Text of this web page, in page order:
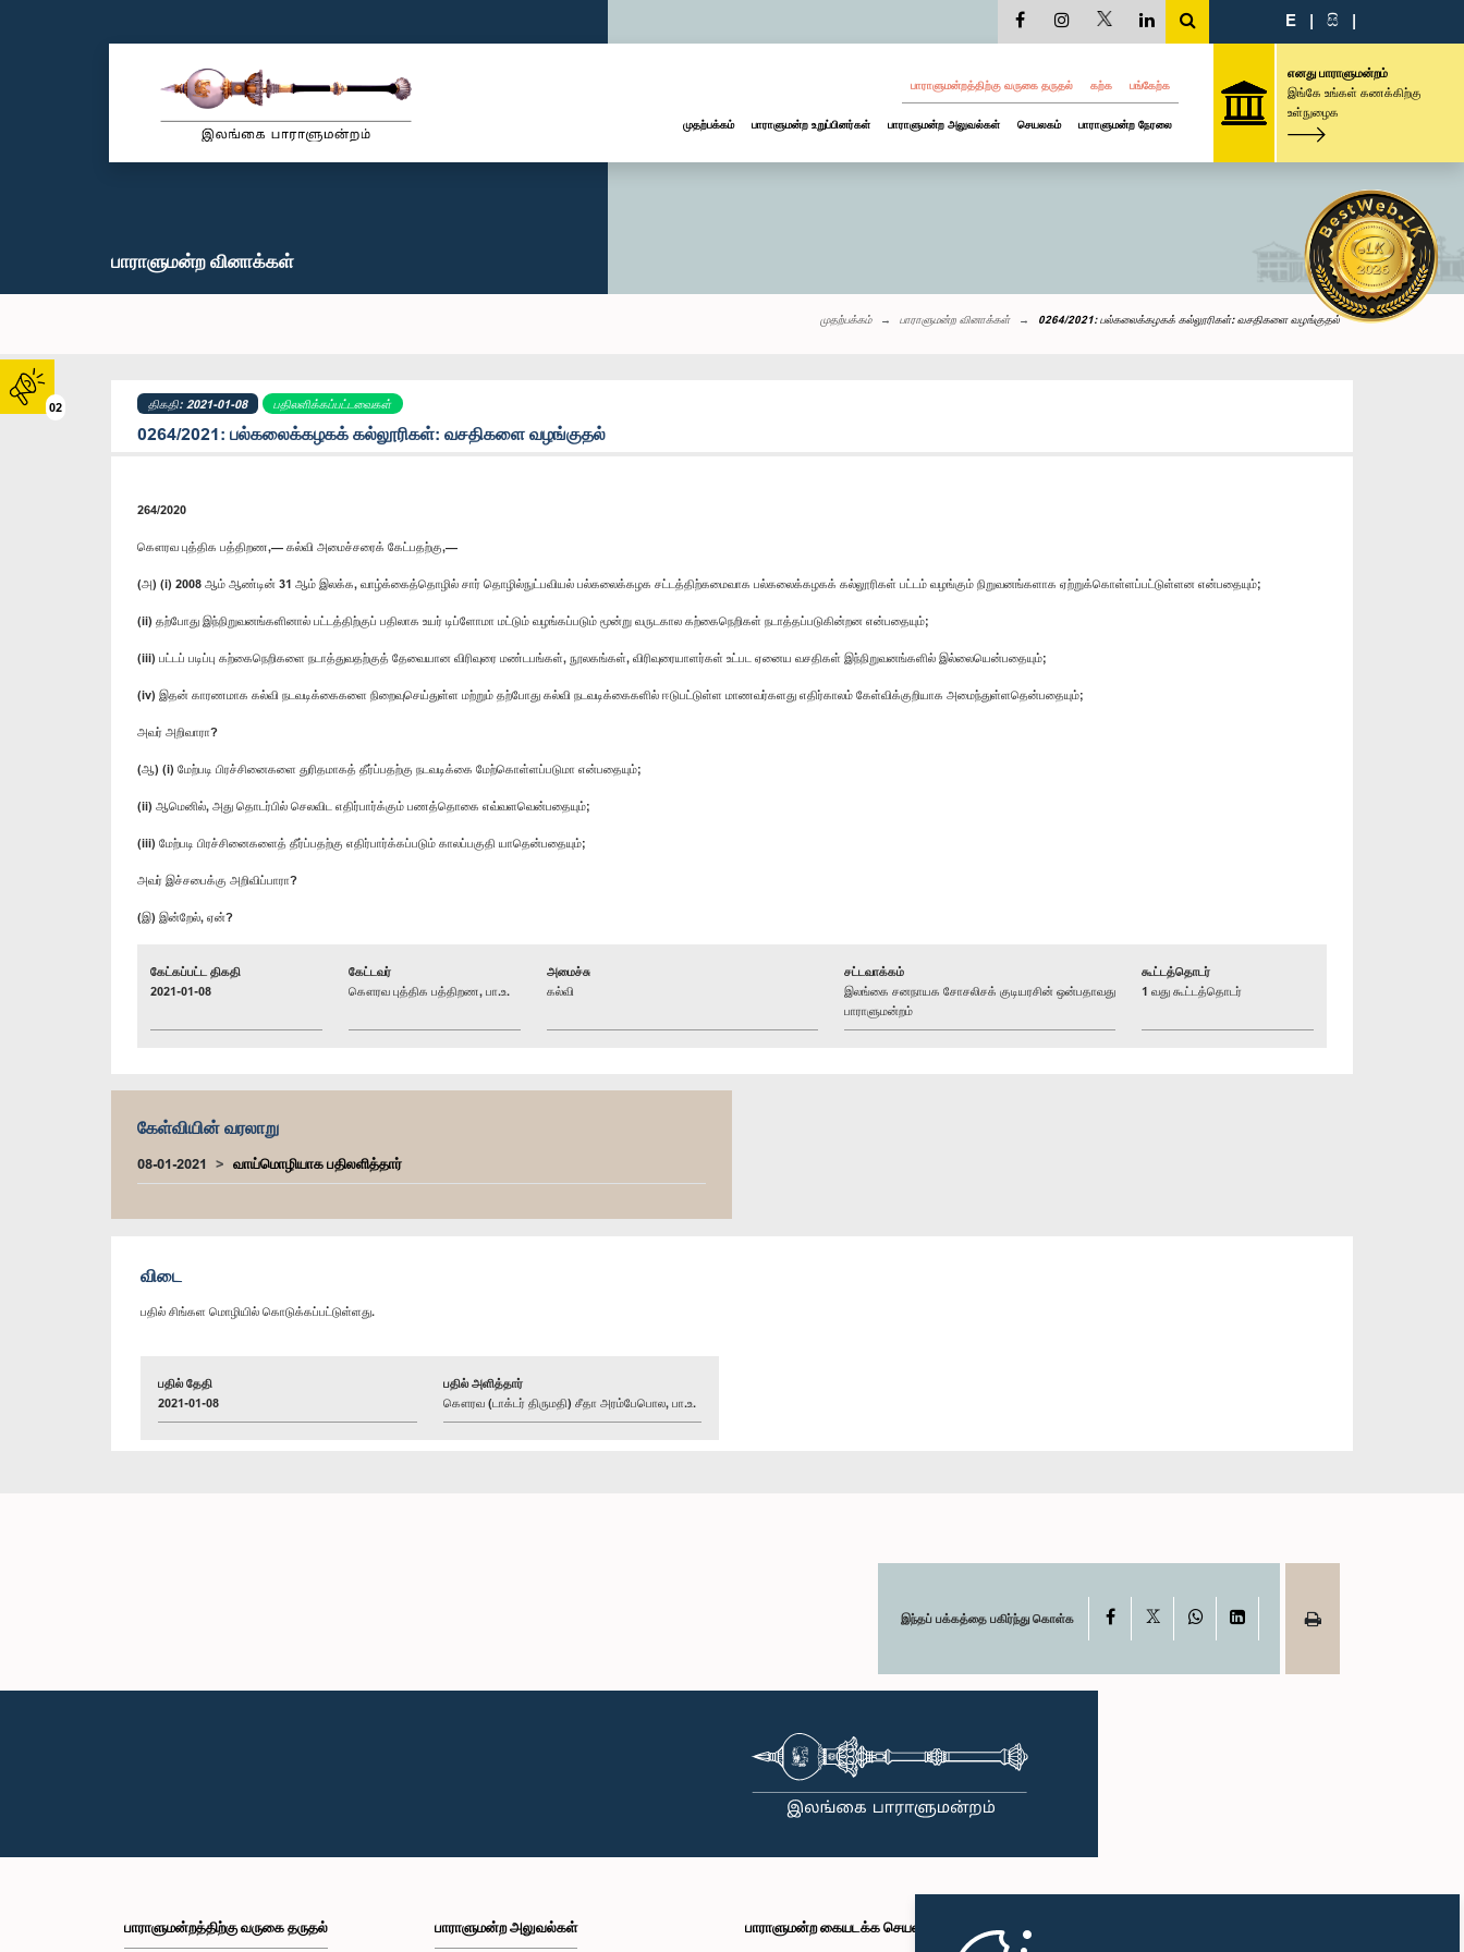
02
E | සි |
பாராளுமன்றத்திற்கு வருகை தருதல் கற்க பங்கேற்க
முதற்பக்கம் பாராளுமன்ற உறுப்பினர்கள் பாராளுமன்ற அலுவல்கள் செயலகம் பாராளுமன்ற நேரலை
எனது பாராளுமன்றம்
இங்கே உங்கள் கணக்கிற்கு
உள்நுழைக
பாராளுமன்ற வினாக்கள்
முதற்பக்கம் பாராளுமன்ற வினாக்கள் 0264/2021: பல்கலைக்கழகக் கல்லூரிகள்: வசதிகளை வழங்குதல்
திகதி: 2021-01-08 பதிலளிக்கப்பட்டவைகள்
0264/2021: பல்கலைக்கழகக் கல்லூரிகள்: வசதிகளை வழங்குதல்
264/2020
கௌரவ புத்திக பத்திறண,— கல்வி அமைச்சரைக் கேட்பதற்கு,—
(அ) (i) 2008 ஆம் ஆண்டின் 31 ஆம் இலக்க, வாழ்க்கைத்தொழில் சார் தொழில்நுட்பவியல் பல்கலைக்கழக சட்டத்திற்கமைவாக பல்கலைக்கழகக் கல்லூரிகள் பட்டம் வழங்கும் நிறுவனங்களாக ஏற்றுக்கொள்ளப்பட்டுள்ளன என்பதையும்;
(ii) தற்போது இந்நிறுவனங்களினால் பட்டத்திற்குப் பதிலாக உயர் டிப்ளோமா மட்டும் வழங்கப்படும் மூன்று வருடகால கற்கைநெறிகள் நடாத்தப்படுகின்றன என்பதையும்;
(iii) பட்டப் படிப்பு கற்கைநெறிகளை நடாத்துவதற்குத் தேவையான விரிவுரை மண்டபங்கள், நூலகங்கள், விரிவுரையாளர்கள் உட்பட ஏனைய வசதிகள் இந்நிறுவனங்களில் இல்லையென்பதையும்;
(iv) இதன் காரணமாக கல்வி நடவடிக்கைகளை நிறைவுசெய்துள்ள மற்றும் தற்போது கல்வி நடவடிக்கைகளில் ஈடுபட்டுள்ள மாணவர்களது எதிர்காலம் கேள்விக்குறியாக அமைந்துள்ளதென்பதையும்;
அவர் அறிவாரா?
(ஆ) (i) மேற்படி பிரச்சினைகளை துரிதமாகத் தீர்ப்பதற்கு நடவடிக்கை மேற்கொள்ளப்படுமா என்பதையும்;
(ii) ஆமெனில், அது தொடர்பில் செலவிட எதிர்பார்க்கும் பணத்தொகை எவ்வளவென்பதையும்;
(iii) மேற்படி பிரச்சினைகளைத் தீர்ப்பதற்கு எதிர்பார்க்கப்படும் காலப்பகுதி யாதென்பதையும்;
அவர் இச்சபைக்கு அறிவிப்பாரா?
(இ) இன்றேல், ஏன்?
கேட்கப்பட்ட திகதி
2021-01-08
கேட்டவர்
கௌரவ புத்திக பத்திறண, பா.உ.
அமைச்சு
கல்வி
சட்டவாக்கம்
இலங்கை சனநாயக சோசலிசக் குடியரசின் ஒன்பதாவது
பாராளுமன்றம்
கூட்டத்தொடர்
1 வது கூட்டத்தொடர்
கேள்வியின் வரலாறு
08-01-2021 வாய்மொழியாக பதிலளித்தார்
விடை
பதில் சிங்கள மொழியில் கொடுக்கப்பட்டுள்ளது.
பதில் தேதி
2021-01-08
பதில் அளித்தார்
கௌரவ (டாக்டர் திருமதி) சீதா அரம்பேபொல, பா.உ.
இந்தப் பக்கத்தை பகிர்ந்து கொள்க Facebook WhatsAppLinkedIn
பாராளுமன்றத்திற்கு வருகை தருதல் பாராளுமன்ற அலுவல்கள் பாராளுமன்ற கையடக்க செயலி